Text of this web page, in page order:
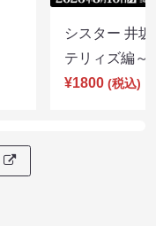
シスター 井
テリィズ編
¥1800 (税込)